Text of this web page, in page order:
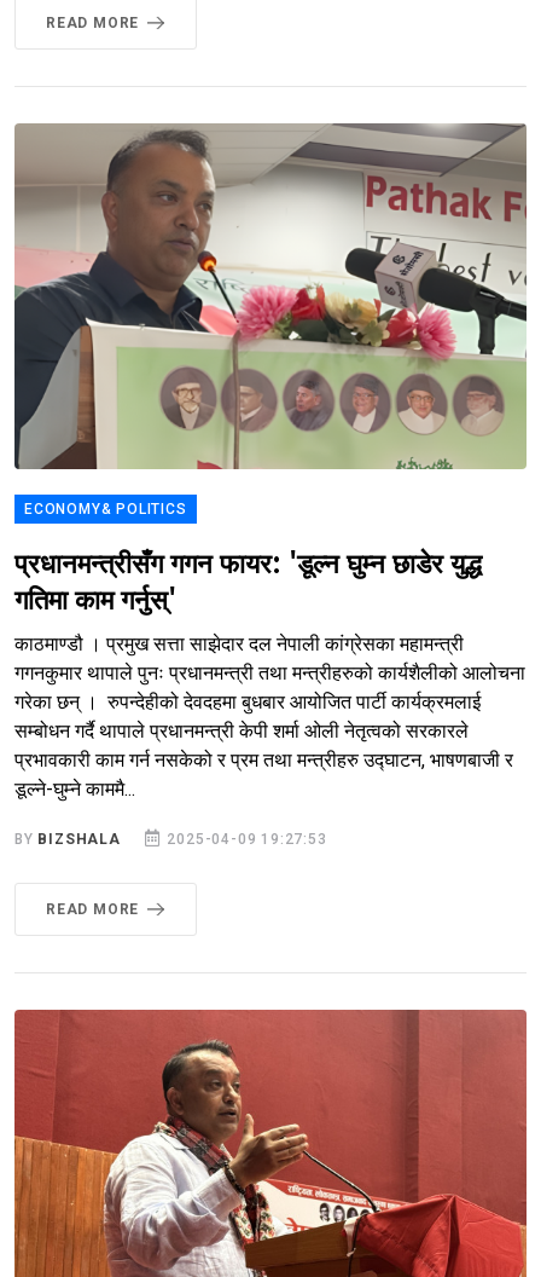
READ MORE
ECONOMY& POLITICS
प्रधानमन्त्रीसँग गगन फायर: 'डूल्न घुम्न छाडेर युद्ध
गतिमा काम गर्नुस्'
काठमाण्डौ । प्रमुख सत्ता साझेदार दल नेपाली कांग्रेसका महामन्त्री
गगनकुमार थापाले पुनः प्रधानमन्त्री तथा मन्त्रीहरुको कार्यशैलीको आलोचना
गरेका छन् । रुपन्देहीको देवदहमा बुधबार आयोजित पार्टी कार्यक्रमलाई
सम्बोधन गर्दै थापाले प्रधानमन्त्री केपी शर्मा ओली नेतृत्वको सरकारले
प्रभावकारी काम गर्न नसकेको र प्रम तथा मन्त्रीहरु उद्घाटन, भाषणबाजी र
डूल्ने-घुम्ने काममै...
BY BIZSHALA 2025-04-09 19:27:53
READ MORE